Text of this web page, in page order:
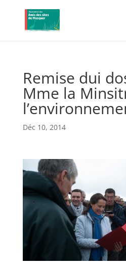
Remise dui
Mme la
Déc 10, 2014